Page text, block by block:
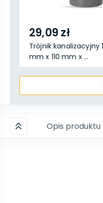
29,09 zł
Trójnik kanalizacyjny
mm x 110 mm x ...
Opis produktu